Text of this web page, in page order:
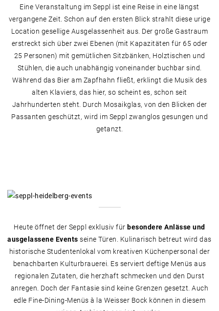
Eine Veranstaltung im Seppl ist eine Reise in eine längst
vergangene Zeit. Schon auf den ersten Blick strahlt diese urige
Location gesellige Ausgelassenheit aus. Der große Gastraum
erstreckt sich über zwei Ebenen (mit Kapazitäten für 65 oder
25 Personen) mit gemütlichen Sitzbänken, Holztischen und
Stühlen, die auch unabhängig voneinander buchbar sind.
Während das Bier am Zapfhahn fließt, erklingt die Musik des
alten Klaviers, das hier, so scheint es, schon seit
Jahrhunderten steht. Durch Mosaikglas, von den Blicken der
Passanten geschützt, wird im Seppl zwanglos gesungen und
getanzt.
Image
Heute öffnet der Seppl exklusiv fürbesondere Anlässe und
ausgelassene Events seine Türen. Kulinarisch betreut wird das
historische Studentenlokal vom kreativen Küchenpersonal der
benachbarten Kulturbrauerei. Es serviert deftige Menüs aus
regionalen Zutaten, die herzhaft schmecken und den Durst
anregen. Doch der Fantasie sind keine Grenzen gesetzt. Auch
edle Fine-Dining-Menüs à la Weisser Bock können in diesem